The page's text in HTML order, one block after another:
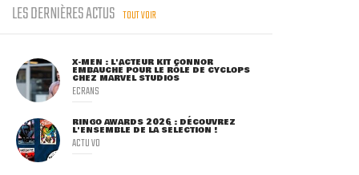
LES DERNIÈRES ACTUS TOUT VOIR
X-MEN : L'ACTEUR KIT CONNOR
EMBAUCHÉ POUR LE RÔLE DE CYCLOPS
CHEZ MARVEL STUDIOS
ECRANS
RINGO AWARDS 2026 : DÉCOUVREZ
L'ENSEMBLE DE LA SÉLECTION !
ACTU VO